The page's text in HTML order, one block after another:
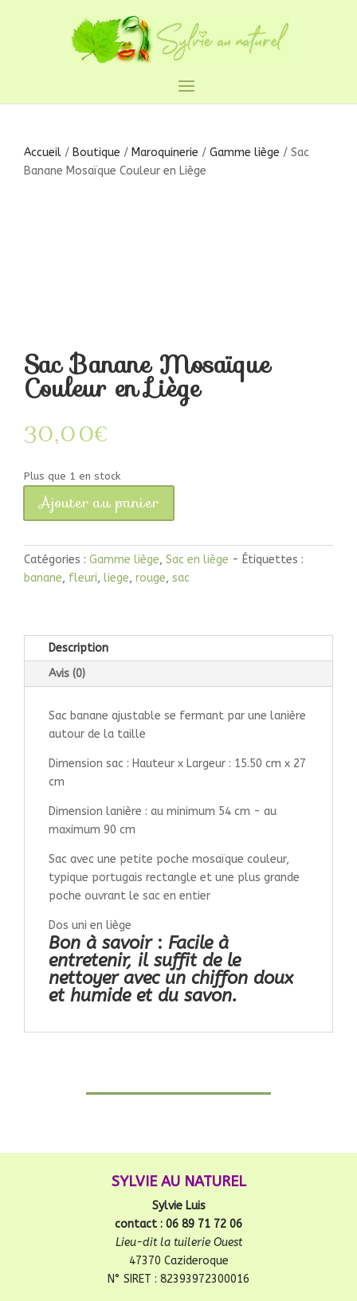
Accueil / Boutique / Maroquinerie / Gamme liège / Sac
Banane Mosaïque Couleur en Liège
Sac Banane Mosaïque
Couleur en Liège
30,00€
Plus que 1 en stock
quantité
Sac
Banane
Mosaïque
Liège
Ajouter au panier
Catégories : Gamme liège, Sac en liège
Étiquettes :
banane, fleuri, liege, rouge, sac
Description
Avis (0)
Sac banane ajustable se fermant par une lanière
autour de la taille
Dimension sac : Hauteur x Largeur : 15.50 cm x 27
cm
Dimension lanière : au minimum 54 cm - au
maximum 90 cm
Sac avec une petite poche mosaïque couleur,
typique portugais rectangle et une plus grande
poche ouvrant le sac en entier
Dos uni en liège
Bon à savoir: Facile à
entretenir, il suffit de le
nettoyer avec un chiffon doux
et humide et du savon.
SYLVIE AU NATUREL
Sylvie Luis
contact : 06 89 71 72 06
Lieu-dit la tuilerie Ouest
47370 Cazideroque
N° SIRET : 82393972300016